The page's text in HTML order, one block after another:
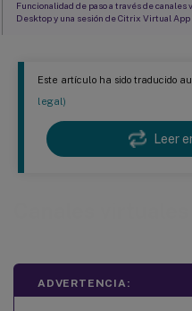
Este artículo ha sido traducido
legal)
Leer
ADVERTENCIA:
Funcionalidad de paso a través de
Desktop y una sesión de Citrix Virtual App
Consulte también